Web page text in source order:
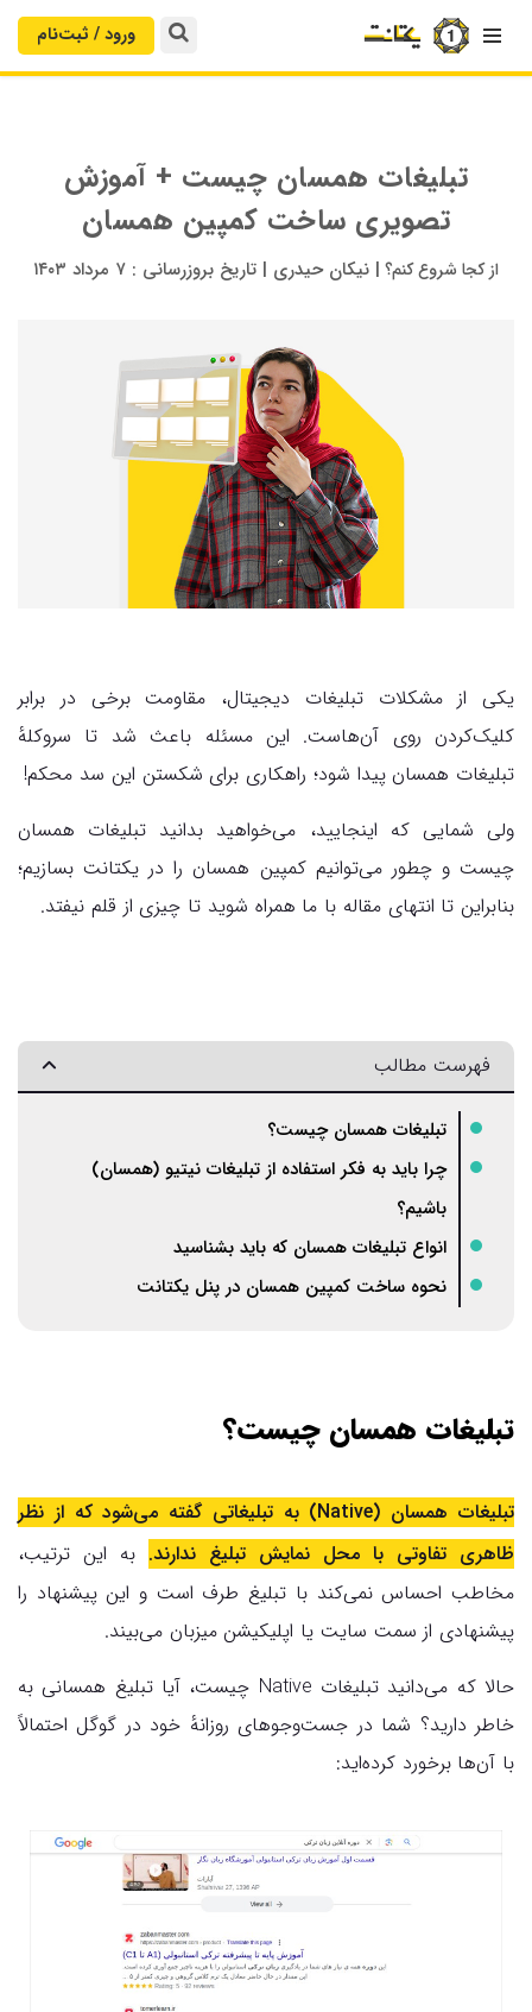
 ورود / ثبت‌‌نام
تبلیغات همسان چیست + آموزش
تصویری ساخت کمپین همسان
از کجا شروع کنم؟ | نیکان حیدری | تاریخ بروزرسانی : ۷ مرداد ۱۴۰۳
یکی از مشکلات تبلیغات دیجیتال، مقاومت برخی در برابر
کلیک‌کردن روی آن‌هاست. این مسئله باعث شد تا سروکلهٔ
تبلیغات همسان پیدا شود؛ راهکاری برای شکستن این سد محکم!
ولی شمایی که اینجایید، می‌خواهید بدانید تبلیغات همسان
چیست و چطور می‌توانیم کمپین همسان را در یکتانت بسازیم؛
بنابراین تا انتهای مقاله با ما همراه شوید تا چیزی از قلم نیفتد.
فهرست مطالب
تبلیغات همسان چیست؟
چرا باید به فکر استفاده از تبلیغات نیتیو (همسان)
باشیم؟
انواع تبلیغات همسان که باید بشناسید
نحوه ساخت کمپین همسان در پنل یکتانت
تبلیغات همسان چیست؟
تبلیغات همسان (Native) به تبلیغاتی گفته می‌شود که از نظر
ظاهری تفاوتی با محل نمایش تبلیغ ندارند. به این ترتیب،
مخاطب احساس نمی‌کند با تبلیغ طرف است و این پیشنهاد را
پیشنهادی از سمت سایت یا اپلیکیشن میزبان می‌بیند.
حالا که می‌دانید تبلیغات Native چیست، آیا تبلیغ همسانی به
خاطر دارید؟ شما در جست‌وجوهای روزانهٔ خود در گوگل احتمالاً
با آن‌ها برخورد کرده‌اید: